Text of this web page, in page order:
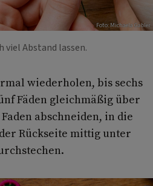
Foto: Michaela Gabler
viel Abstand lassen.
wiederholen, bis sechs
Fäden gleichmäßig über
abschneiden, in die
Rückseite mittig unter